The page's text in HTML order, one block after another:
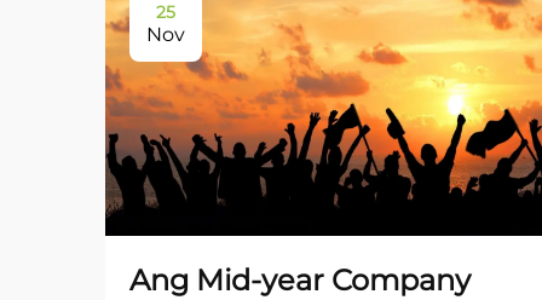
25
Nov
Ang Mid-year Company